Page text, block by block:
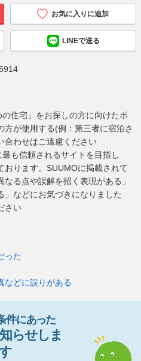
お気に入りに追加
LINEで送る
住宅」をお探しの方に向けたポ
が使用する(例：第三者に宿泊さ
合わせはご遠慮ください
も信頼されるサイトを目指し
おります。SUUMOに掲載されて
る点や誤解を招く表現がある」
」などにお気づきになりました
さい
った
などに誤りがある
件にあった
らせし ま